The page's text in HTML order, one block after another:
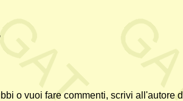
o vuoi fare commenti, scrivi all'autore